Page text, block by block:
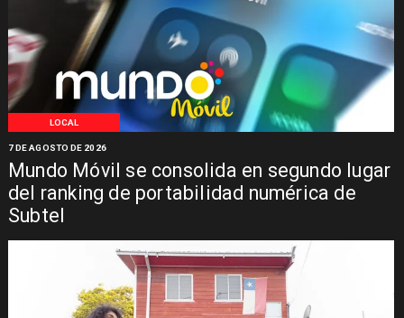
LOCAL
Mundo Móvil se consolida en segundo lugar
del ranking de portabilidad numérica de
Subtel
7 DE AGOSTO DE 2026